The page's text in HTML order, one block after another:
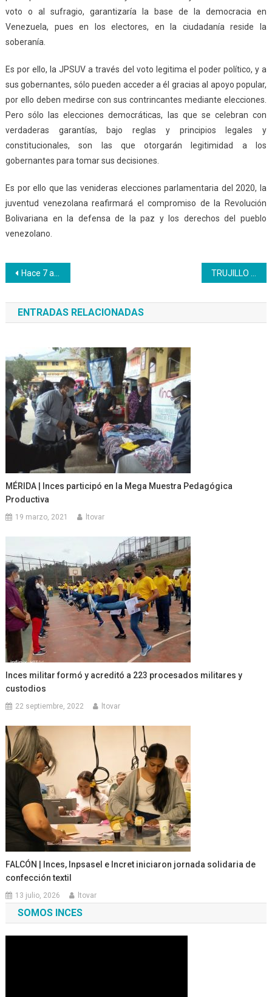
voto o al sufragio, garantizaría la base de la democracia en
Venezuela, pues en los electores, en la ciudadanía reside la
soberanía.
Es por ello, la JPSUV a través del voto legitima el poder político, y a
sus gobernantes, sólo pueden acceder a él gracias al apoyo popular,
por ello deben medirse con sus contrincantes mediante elecciones.
Pero sólo las elecciones democráticas, las que se celebran con
verdaderas garantías, bajo reglas y principios legales y
constitucionales, son las que otorgarán legitimidad a los
gobernantes para tomar sus decisiones.
Es por ello que las venideras elecciones parlamentaria del 2020, la
juventud venezolana reafirmará el compromiso de la Revolución
Bolivariana en la defensa de la paz y los derechos del pueblo
venezolano.
Navegación
de
entradas
Hace 7 años se celebra el Día Mundial de la Arepa
ENTRADAS RELACIONADAS
MÉRIDA | Inces participó en la Mega Muestra Pedagógica
Productiva
19 marzo, 2021 ltovar
Inces militar formó y acreditó a 223 procesados militares y
custodios
22 septiembre, 2022 ltovar
FALCÓN | Inces, Inpsasel e Incret iniciaron jornada solidaria de
confección textil
13 julio, 2026 ltovar
SOMOS INCES